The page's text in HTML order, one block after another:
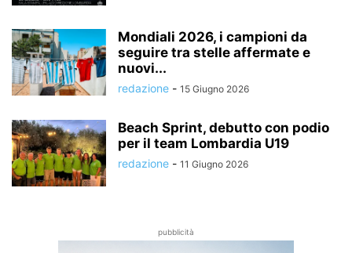
Mondiali 2026, i campioni da
seguire tra stelle affermate e
nuovi...
redazione - 15 Giugno 2026
Beach Sprint, debutto con podio
per il team Lombardia U19
redazione - 11 Giugno 2026
pubblicità